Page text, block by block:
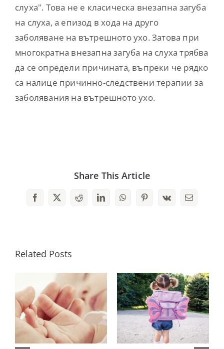
слуха". Това не е класическа внезапна загуба
на слуха, а епизод в хода на друго
заболяване на вътрешното ухо. Затова при
многократна внезапна загуба на слуха трябва
да се определи причината, въпреки че рядко
са налице причинно-следствени терапии за
заболявания на вътрешното ухо.
Share This Article
Facebook
X RedditLinkedInWhatsAppPinterest
Vk Email
Related Posts